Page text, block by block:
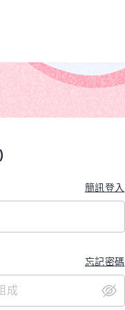
簡訊登入
忘記密碼